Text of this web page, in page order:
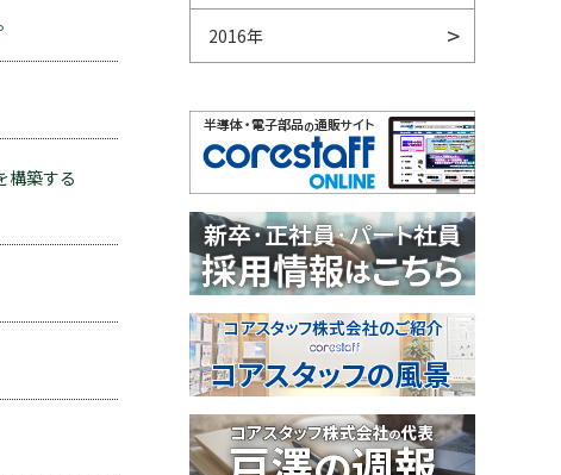
構築する
2016年